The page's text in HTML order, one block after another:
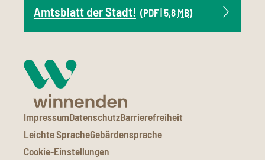
Amtsblatt der Stadt! (PDF | 5,8 MB)
ImpressumDatenschutzBarrierefreiheit
Leichte SpracheGebärdensprache
Cookie-Einstellungen